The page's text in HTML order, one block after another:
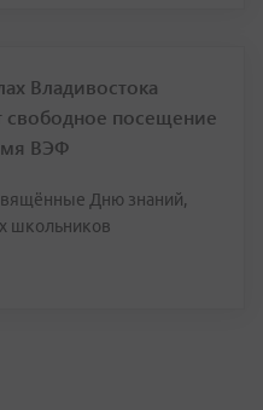
Владивостока
свободное посещение
ВЭФ
Дню знаний,
школьников